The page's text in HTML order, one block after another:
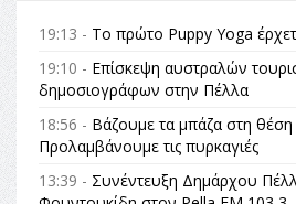
19:13 - Το πρώτο Puppy Yoga
19:10 - Επίσκεψη αυστραλών
δημοσιογράφων στην Πέλλα
18:56 - Βάζουμε τα μπάζα στη θέση
Προλαμβάνουμε τις πυρκαγιές
13:39 - Συνέντευξη Δημάρχου